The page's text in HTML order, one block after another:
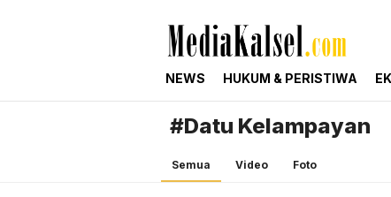
mediakalsel.com
Berita Update Banua
NEWS HUKUM & PERISTIWA
#Datu Kelampayan
Semua Video Foto